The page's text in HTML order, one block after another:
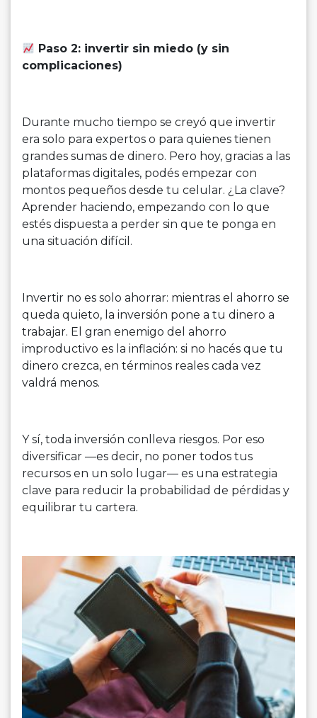
Paso 2: invertir sin miedo (y sin
complicaciones)
Durante mucho tiempo se creyó que invertir
era solo para expertos o para quienes tienen
grandes sumas de dinero. Pero hoy, gracias a las
plataformas digitales, podés empezar con
montos pequeños desde tu celular. ¿La clave?
Aprender haciendo, empezando con lo que
estés dispuesta a perder sin que te ponga en
una situación difícil.
Invertir no es solo ahorrar: mientras el ahorro se
queda quieto, la inversión pone a tu dinero a
trabajar. El gran enemigo del ahorro
improductivo es la inflación: si no hacés que tu
dinero crezca, en términos reales cada vez
valdrá menos.
Y sí, toda inversión conlleva riesgos. Por eso
diversificar —es decir, no poner todos tus
recursos en un solo lugar— es una estrategia
clave para reducir la probabilidad de pérdidas y
equilibrar tu cartera.